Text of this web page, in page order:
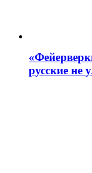
русские не